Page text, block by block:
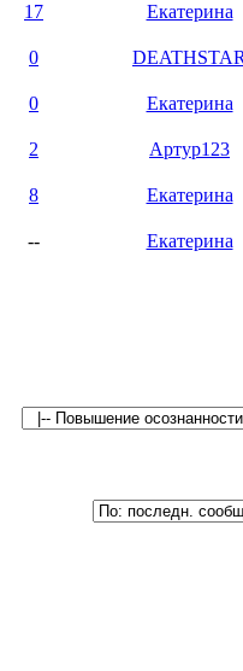
17 Екатерина
0 DEATHSTAR
0 Екатерина
2 Артур123
8 Екатерина
-- Екатерина